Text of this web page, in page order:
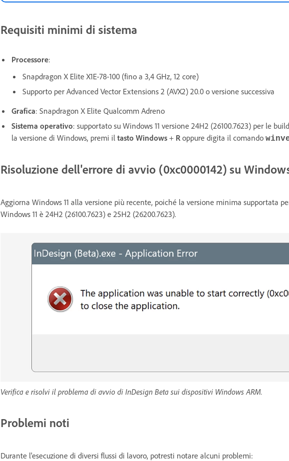
Requisiti minimi di sistema
Processore:
Snapdragon X Elite X1E-78-100 (fino a 3,4 GHz, 12 core)
Supporto per Advanced Vector Extensions 2 (AVX2) 20.0 o versione successiva
Grafica: Snapdragon X Elite Qualcomm Adreno
Sistema operativo: supportato su Windows 11 versione 24H2 (26100.7623) per le
la versione di Windows, premi il tasto Windows + R oppure digita il comando
Risoluzione dell'errore di avvio (0xc0000142) su
Aggiorna Windows 11 alla versione più recente, poiché la versione minima supportata
Windows 11 è 24H2 (26100.7623) e 25H2 (26200.7623).
Verifica e risolvi il problema di avvio di InDesign Beta sui dispositivi Windows ARM.
Problemi noti
Durante l'esecuzione di diversi flussi di lavoro, potresti notare alcuni problemi: